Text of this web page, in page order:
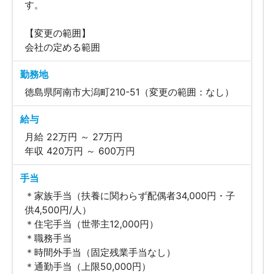
す。
【変更の範囲】
会社の定める範囲
勤務地
徳島県阿南市大潟町210-51（変更の範囲：なし）
給与
月給 22万円 ～ 27万円
年収 420万円 ～ 600万円
手当
＊家族手当（扶養に関わらず配偶者34,000円・子
供4,500円/人）
＊住宅手当（世帯主12,000円）
＊職務手当
＊時間外手当（固定残業手当なし）
＊通勤手当（上限50,000円）